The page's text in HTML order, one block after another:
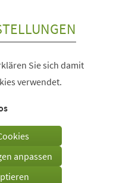
Sie sich damit
verwendet.
anpassen